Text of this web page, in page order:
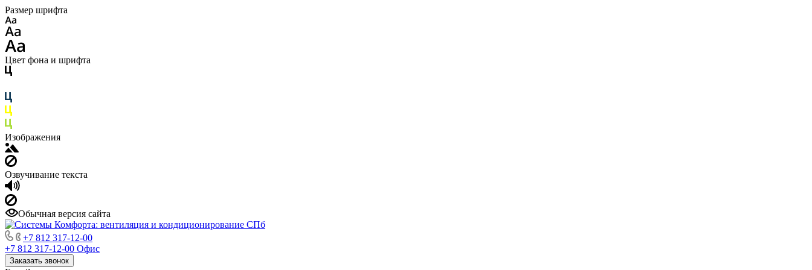
Размер шрифта
Цвет фона и шрифта
Изображения
Озвучивание текста
Обычная версия сайта
+7 812 317-12-00
+7 812 317-12-00 Офис
Заказать звонок